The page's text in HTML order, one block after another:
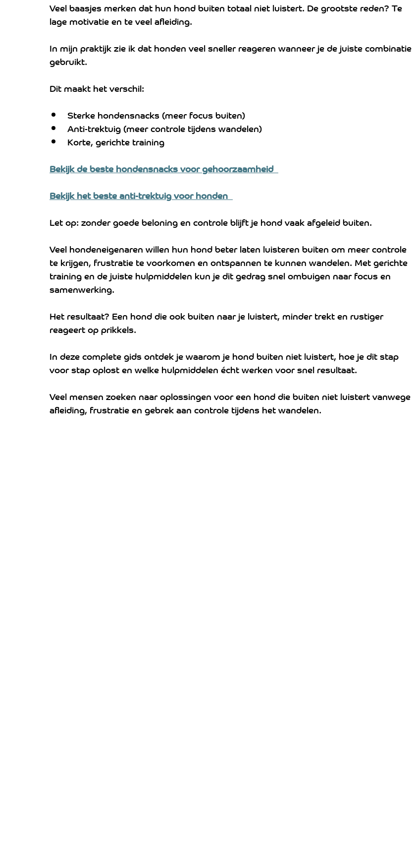
Veel baasjes merken dat hun hond buiten totaal niet luistert. De grootste reden? Te
lage motivatie en te veel afleiding.
In mijn praktijk zie ik dat honden veel sneller reageren wanneer je de juiste combinatie
gebruikt.
Dit maakt het verschil:
Sterke hondensnacks (meer focus buiten)
Anti-trektuig (meer controle tijdens wandelen)
Korte, gerichte training
Bekijk de beste hondensnacks voor gehoorzaamheid
Bekijk het beste anti-trektuig voor honden
Let op: zonder goede beloning en controle blijft je hond vaak afgeleid buiten.
Veel hondeneigenaren willen hun hond beter laten luisteren buiten om meer controle
te krijgen, frustratie te voorkomen en ontspannen te kunnen wandelen. Met gerichte
training en de juiste hulpmiddelen kun je dit gedrag snel ombuigen naar focus en
samenwerking.
Het resultaat? Een hond die ook buiten naar je luistert, minder trekt en rustiger
reageert op prikkels.
In deze complete gids ontdek je waarom je hond buiten niet luistert, hoe je dit stap
voor stap oplost en welke hulpmiddelen écht werken voor snel resultaat.
Veel mensen zoeken naar oplossingen voor een hond die buiten niet luistert vanwege
afleiding, frustratie en gebrek aan controle tijdens het wandelen.